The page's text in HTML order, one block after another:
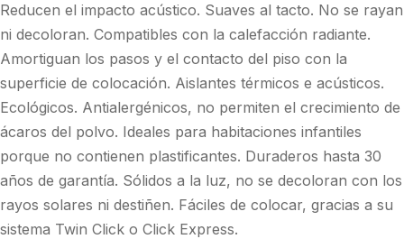
Reducen el impacto acústico. Suaves al tacto. No se rayan
ni decoloran. Compatibles con la calefacción radiante.
Amortiguan los pasos y el contacto del piso con la
superficie de colocación. Aislantes térmicos e acústicos.
Ecológicos. Antialergénicos, no permiten el crecimiento de
ácaros del polvo. Ideales para habitaciones infantiles
porque no contienen plastificantes. Duraderos hasta 30
años de garantía. Sólidos a la luz, no se decoloran con los
rayos solares ni destiñen. Fáciles de colocar, gracias a su
sistema Twin Click o Click Express.